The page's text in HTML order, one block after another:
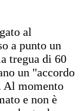
al
a punto un
tregua di 60
un "accordo
Al momento
e non è